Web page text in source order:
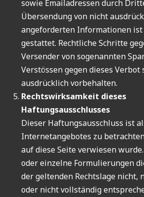
sowie Emailadressen durch
Übersendung von nicht
angeforderten Informationen
gestattet. Rechtliche Schritte
Versender von sogenannten
Verstössen gegen dieses Verbot
ausdrücklich vorbehalten.
Rechtswirksamkeit dieses
Haftungsausschlusses
Dieser Haftungsausschluss ist
Internetangebotes zu
auf diese Seite verwiesen
oder einzelne Formulierungen
der geltenden Rechtslage nicht,
oder nicht vollständig